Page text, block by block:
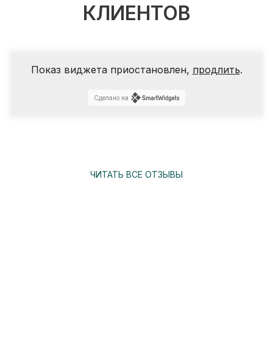
КЛИЕНТОВ
Показ виджета приостановлен, продлить.
Сделано на
ЧИТАТЬ ВСЕ ОТЗЫВЫ